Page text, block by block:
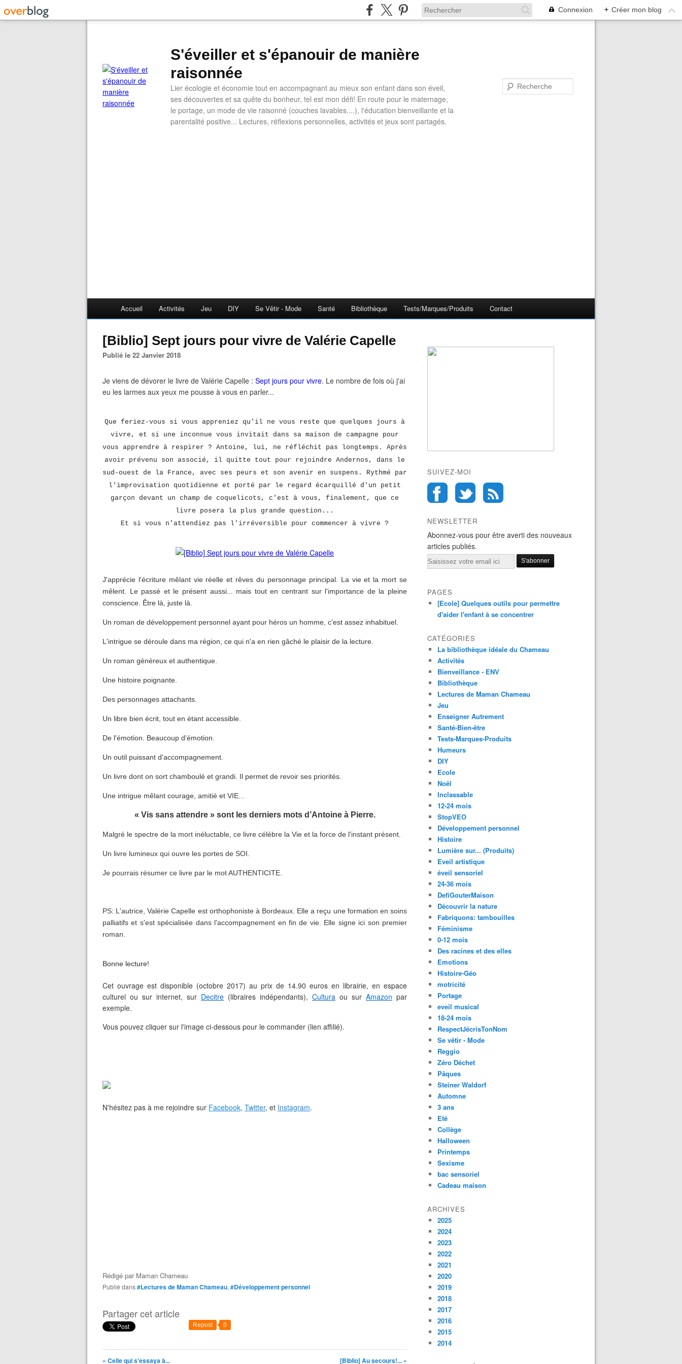
Connexion + Créer mon blog
S'éveiller et s'épanouir de manière
raisonnée
Lier écologie et économie tout en accompagnant au mieux son enfant dans son éveil,
ses découvertes et sa quête du bonheur, tel est mon défi! En route pour le maternage,
le portage, un mode de vie raisonné (couches lavables....), l'éducation bienveillante et la
parentalité positive... Lectures, réflexions personnelles, activités et jeux sont partagés.
Accueil Activités Jeu DIY Se Vêtir - Mode Santé Bibliothèque Tests/Marques/Produits Contact
[Biblio] Sept jours pour vivre de Valérie Capelle
Publié le 22 Janvier 2018
Je viens de dévorer le livre de Valérie Capelle : Sept jours pour vivre. Le nombre de fois où j'ai
eu les larmes aux yeux me pousse à vous en parler...
Que feriez-vous si vous appreniez qu'il ne vous reste que quelques jours à
vivre, et si une inconnue vous invitait dans sa maison de campagne pour
vous apprendre à respirer ? Antoine, lui, ne réfléchit pas longtemps. Après
avoir prévenu son associé, il quitte tout pour rejoindre Andernos, dans le
sud-ouest de la France, avec ses peurs et son avenir en suspens. Rythmé par
l'improvisation quotidienne et porté par le regard écarquillé d'un petit
garçon devant un champ de coquelicots, c'est à vous, finalement, que ce
livre posera la plus grande question...
Et si vous n'attendiez pas l'irréversible pour commencer à vivre ?
J'apprécie l'écriture mêlant vie réelle et rêves du personnage principal. La vie et la mort se
mêlent. Le passé et le présent aussi... mais tout en centrant sur l'importance de la pleine
conscience. Être là, juste là.
Un roman de développement personnel ayant pour héros un homme, c'est assez inhabituel.
L'intrigue se déroule dans ma région, ce qui n'a en rien gâché le plaisir de la lecture.
Un roman généreux et authentique.
Une histoire poignante.
Des personnages attachants.
Un libre bien écrit, tout en étant accessible.
De l'émotion. Beaucoup d'émotion.
Un outil puissant d'accompagnement.
Un livre dont on sort chamboulé et grandi. Il permet de revoir ses priorités.
Une intrigue mêlant courage, amitié et VIE...
« Vis sans attendre » sont les derniers mots d’Antoine à Pierre.
Malgré le spectre de la mort inéluctable, ce livre célèbre la Vie et la force de l'instant présent.
Un livre lumineux qui ouvre les portes de SOI.
Je pourrais résumer ce livre par le mot AUTHENTICITE.
PS: L'autrice, Valérie Capelle est orthophoniste à Bordeaux. Elle a reçu une formation en soins
palliatifs et s'est spécialisée dans l'accompagnement en fin de vie. Elle signe ici son premier
roman.
Bonne lecture!
Cet ouvrage est disponible (octobre 2017) au prix de 14.90 euros en librairie, en espace
culturel ou sur internet, sur Decitre (libraires indépendants), Cultura ou sur Amazon par
exemple.
Vous pouvez cliquer sur l'image ci-dessous pour le commander (lien affilié).
N'hésitez pas à me rejoindre sur Facebook, Twitter, et Instagram.
Rédigé par Maman Chameau
Publié dans#Lectures de Maman Chameau, #Développement personnel
Partager cet article
Repost 0
« Celle qui s'essaya à... [Biblio] Au secours!... »
SUIVEZ-MOI
NEWSLETTER
Abonnez-vous pour être averti des nouveaux
articles publiés.
Email
PAGES
[Ecole] Quelques outils pour permettre
d'aider l'enfant à se concentrer
CATÉGORIES
La bibliothèque idéale du Chameau
Activités
Bienveillance - ENV
Bibliothèque
Lectures de Maman Chameau
Jeu
Enseigner Autrement
Santé-Bien-être
Tests-Marques-Produits
Humeurs
DIY
Ecole
Noël
Inclassable
12-24 mois
StopVEO
Développement personnel
Histoire
Lumière sur... (Produits)
Eveil artistique
éveil sensoriel
24-36 mois
DefiGouterMaison
Découvrir la nature
Fabriquons: tambouilles
Féminisme
0-12 mois
Des racines et des elles
Emotions
Histoire-Géo
motricité
Portage
eveil musical
18-24 mois
RespectJécrisTonNom
Se vêtir - Mode
Reggio
Zéro Déchet
Pâques
Steiner Waldorf
Automne
3 ans
Eté
Collège
Halloween
Printemps
Sexisme
bac sensoriel
Cadeau maison
ARCHIVES
2025
2024
2023
2022
2021
2020
2019
2018
2017
2016
2015
2014